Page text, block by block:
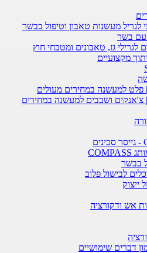
גז, טאבונים ומטבחי חוץ
למעשנה במחירים מעולים
ושבבים למעשנה במחירים
לבישול פלוב
ודקורציה
שימושיים